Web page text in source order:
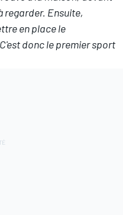
regarder. Ensuite,
en place le
donc le premier sport